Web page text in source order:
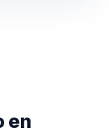
en